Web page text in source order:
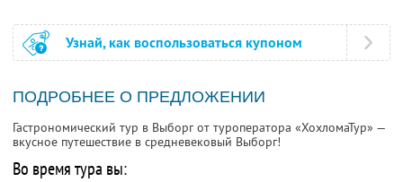
Узнай, как воспользоваться купоном
ПОДРОБНЕЕ О ПРЕДЛОЖЕНИИ
Гастрономический тур в Выборг от туроператора «ХохломаТур» —
вкусное путешествие в средневековый Выборг!
Во время тура вы: